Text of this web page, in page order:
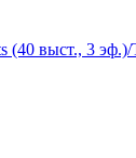
(40 выст., 3 эф.)/